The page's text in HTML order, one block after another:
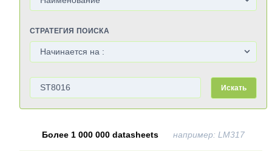
СТРАТЕГИЯ ПОИСКА
Искать
Более 1 000 000 datasheets например: LM317